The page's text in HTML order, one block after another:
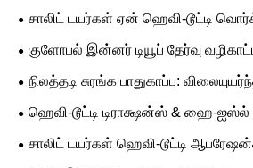
சாலிட் டயர்கள் ஏன் ஹெவி-டூட்டி
அல்டிமேட் அப்கிரேட் ஆகும்?
குளோபல் இன்னர் டியூப் தேர்வு
எதிராக ப்யூட்டில் ரப்பருக்கான
சூழ்நிலை அடிப்படையிலான பயன்பாடுகள்
நிலத்தடி சுரங்க பாதுகாப்பு:
நேரத்தை நீக்குவதற்கு L-5S தொடர்
ஹெவி-டூட்டி டிராக்ஷன்ஸ் & ஹை-ஐஸ்ல்
ரப்பர் டயர் டிமாண்ட் டிரெண்டுகள் மற்றும்
சாலிட் டயர்கள் ஹெவி-டூட்டி